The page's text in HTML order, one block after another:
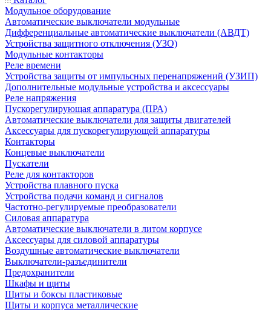
Модульное оборудование
Автоматические выключатели модульные
Дифференциальные автоматические выключатели (АВДТ)
Устройства защитного отключения (УЗО)
Модульные контакторы
Реле времени
Устройства защиты от импульсных перенапряжений (УЗИП)
Дополнительные модульные устройства и аксессуары
Реле напряжения
Пускорегулирующая аппаратура (ПРА)
Автоматические выключатели для защиты двигателей
Аксессуары для пускорегулирующей аппаратуры
Контакторы
Концевые выключатели
Пускатели
Реле для контакторов
Устройства плавного пуска
Устройства подачи команд и сигналов
Частотно-регулируемые преобразователи
Силовая аппаратура
Автоматические выключатели в литом корпусе
Аксессуары для силовой аппаратуры
Воздушные автоматические выключатели
Выключатели-разъединители
Предохранители
Шкафы и щиты
Щиты и боксы пластиковые
Щиты и корпуса металлические